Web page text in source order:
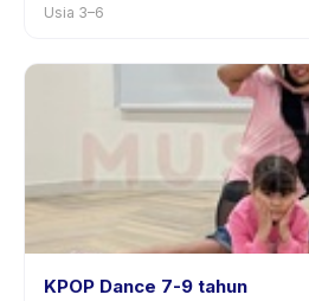
Usia 3–6
KPOP Dance 7-9 tahun